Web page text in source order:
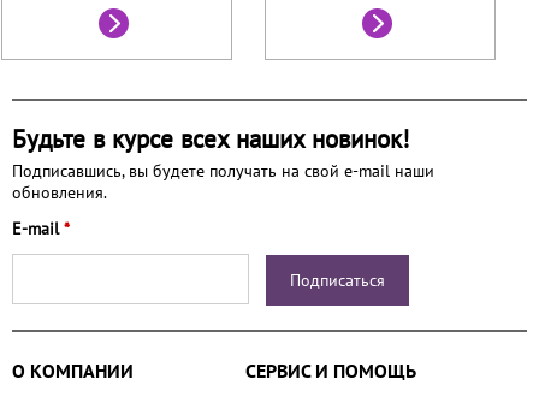
Будьте в курсе всех наших новинок!
Подписавшись, вы будете получать на свой e-mail наши
обновления.
E-mail*
О КОМПАНИИ
СЕРВИС И ПОМОЩЬ